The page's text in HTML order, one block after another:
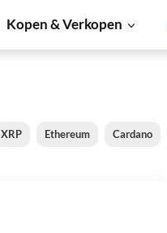
Kopen & Verkopen
XRP Ethereum Cardano